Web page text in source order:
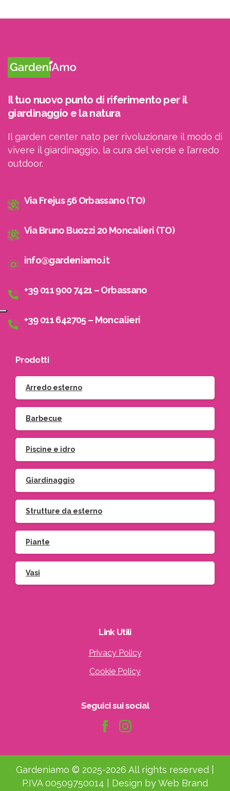
Il tuo nuovo punto di riferimento per il
giardinaggio e la natura
Il garden center nato per rivoluzionare il modo di
vivere il giardinaggio, la cura del verde e l’arredo
outdoor.
Via Frejus 56 Orbassano (TO)
Via Bruno Buozzi 20 Moncalieri (TO)
info@gardeniamo.it
+39 011 900 7421 – Orbassano
+39 011 642705 – Moncalieri
Prodotti
Arredo esterno
Barbecue
Piscine e idro
Giardinaggio
Strutture da esterno
Piante
Vasi
Link Utili
Privacy Policy
Cookie Policy
Seguicisuisocial
Gardeniamo © 2025-2026 All rights reserved |
P.IVA 00509750014 | Design by Web Brand